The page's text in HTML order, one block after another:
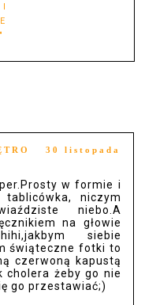
I
30 listopada
w formie i
niczym
niebo.A
na głowie
siebie
świąteczne fotki to
czerwoną kapustą
cholera żeby go nie
go przestawiać;)